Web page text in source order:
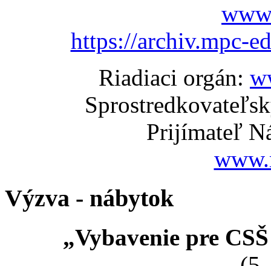
https://archiv.mpc-
Riadiaci orgán:
Prijímateľ
Výzva - nábytok
„Vybavenie pre